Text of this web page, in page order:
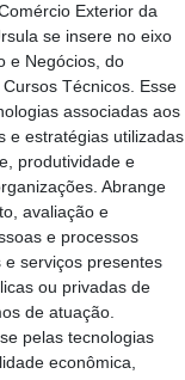
Exterior da
se insere no eixo
e Negócios, do
Técnicos. Esse
associadas aos
e estratégias utilizadas
produtividade e
Abrange
avaliação e
e processos
serviços presentes
ou privadas de
de atuação.
pelas tecnologias
econômica,